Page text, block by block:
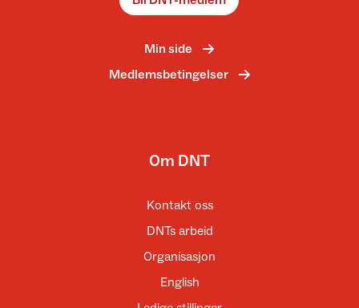
Min side
Medlemsbetingelser
Om DNT
Kontakt oss
DNTs arbeid
Organisasjon
English